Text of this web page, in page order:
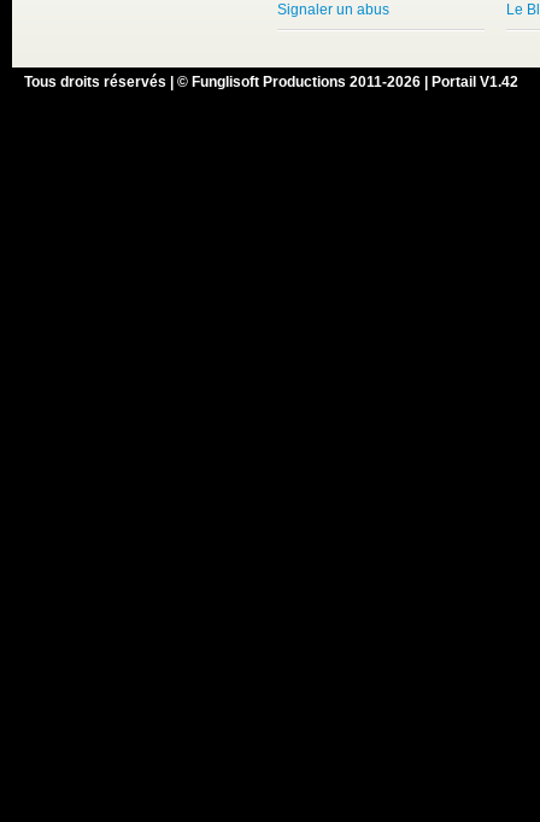
Signaler un abus Le
Tous droits réservés | © Funglisoft Productions 2011-2026 | Portail V1.42